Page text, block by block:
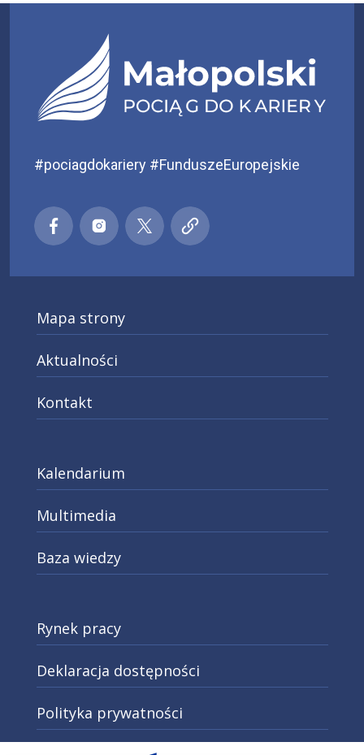
#pociagdokariery #FunduszeEuropejskie
Małopolski pociąg do kariery
Małopolski pociąg do kariery
Małopolski pociąg do kariery
Małopolski pociąg do
Mapa strony
Aktualności
Kontakt
Kalendarium
Multimedia
Baza wiedzy
Rynek pracy
Deklaracja dostępności
Polityka prywatności